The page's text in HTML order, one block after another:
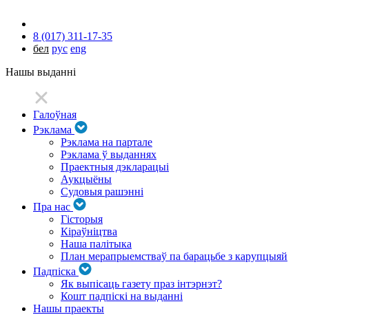
8 (017) 311-17-35
бел рус eng
Нашы выданні
Галоўная
Рэклама
Рэклама на партале
Рэклама ў выданнях
Праектныя дэкларацыі
Аукцыёны
Судовыя рашэнні
Пра нас
Гісторыя
Кіраўніцтва
Наша палітыка
План мерапрыемстваў па барацьбе з карупцыяй
Падпіска
Як выпісаць газету праз інтэрнэт?
Кошт падпіскі на выданні
Нашы праекты